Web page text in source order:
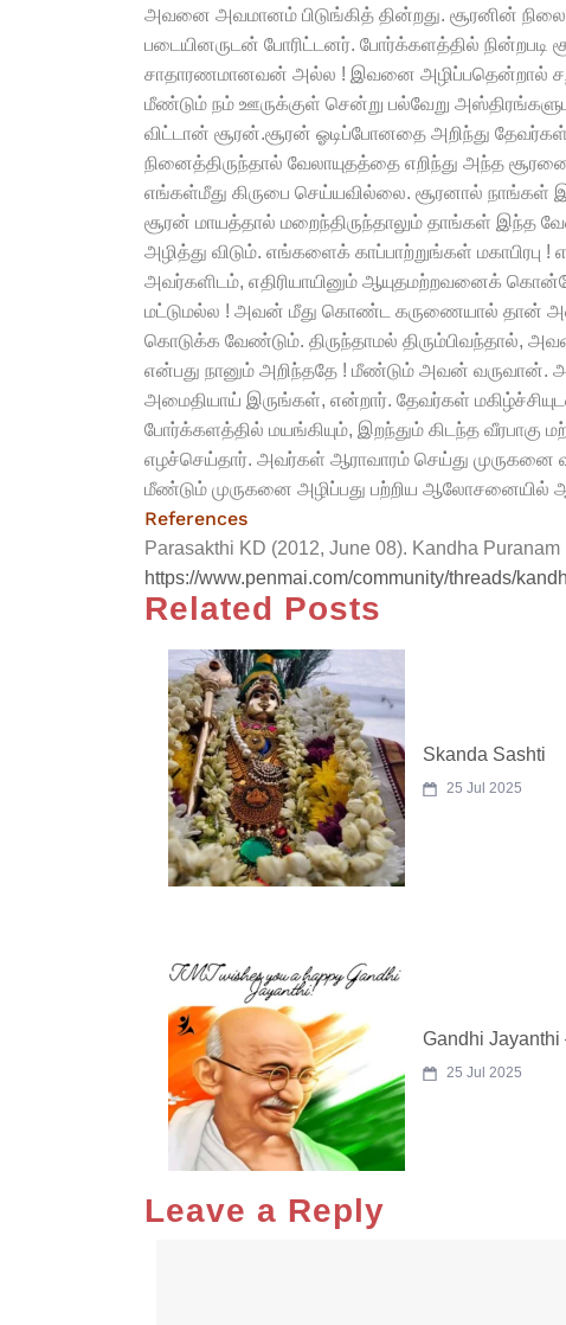
அவனை அவமானம் பிடுங்கித் தின்றது. சூரனின்
படையினருடன் போரிட்டனர். போர்க்களத்தில்
சாதாரணமானவன் அல்ல ! இவனை அழிப்பதென்றால்
மீண்டும் நம் ஊருக்குள் சென்று பல்வேறு
விட்டான் சூரன்.சூரன் ஓடிப்போனதை அறிந்து
நினைத்திருந்தால் வேலாயுதத்தை எறிந்து அந்த
எங்கள்மீது கிருபை செய்யவில்லை. சூரனால் நாங்கள்
சூரன் மாயத்தால் மறைந்திருந்தாலும் தாங்கள் இந்த
அழித்து விடும். எங்களைக் காப்பாற்றுங்கள்
அவர்களிடம், எதிரியாயினும் ஆயுதமற்றவனைக்
மட்டுமல்ல ! அவன் மீது கொண்ட கருணையால் தான்
கொடுக்க வேண்டும். திருந்தாமல் திரும்பிவந்தால்,
என்பது நானும் அறிந்ததே ! மீண்டும் அவன்
அமைதியாய் இருங்கள், என்றார். தேவர்கள்
போர்க்களத்தில் மயங்கியும், இறந்தும் கிடந்த
எழச்செய்தார். அவர்கள் ஆராவாரம் செய்து
மீண்டும் முருகனை அழிப்பது பற்றிய ஆலோசனையில்
References
Parasakthi KD (2012, June 08). Kandha Puranam
https://www.penmai.com/community/threads/
Related Posts
Skanda Sashti
25 Jul 2025
Gandhi Jayanthi
25 Jul 2025
Leave a Reply